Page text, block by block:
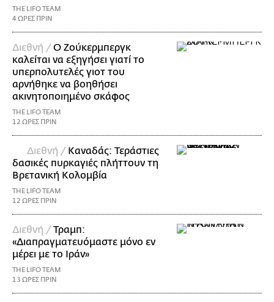
THE LIFO TEAM
4 ΩΡΕΣ ΠΡΙΝ
Διεθνή /Ο Ζούκερμπεργκ
καλείται να εξηγήσει γιατί το
υπερπολυτελές γιοτ του
αρνήθηκε να βοηθήσει
ακινητοποιημένο σκάφος
THE LIFO TEAM
12 ΩΡΕΣ ΠΡΙΝ
Διεθνή / Καναδάς: Τεράστιες
δασικές πυρκαγιές πλήττουν τη
Βρετανική Κολομβία
THE LIFO TEAM
12 ΩΡΕΣ ΠΡΙΝ
Διεθνή /Τραμπ:
«Διαπραγματευόμαστε μόνο εν
μέρει με το Ιράν»
THE LIFO TEAM
13 ΩΡΕΣ ΠΡΙΝ